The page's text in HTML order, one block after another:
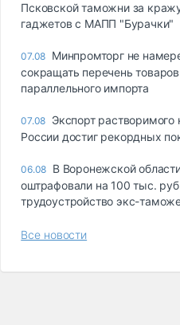
Псковской таможни за
гаджетов с МАПП "Бурачки"
07.08 Минпромторг не
сокращать перечень
параллельного импорта
07.08 Экспорт растворимого
России достиг рекордных
06.08 В Воронежской
оштрафовали на 100 тыс.
трудоустройство экс-
Все новости